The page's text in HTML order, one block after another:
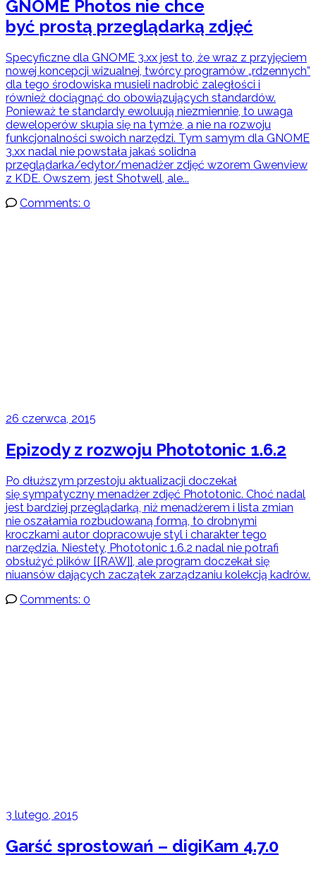
GNOME Photos nie chce
być prostą przeglądarką zdjęć
Specyficzne dla GNOME 3.xx jest to, że wraz z przyjęciem
nowej koncepcji wizualnej, twórcy programów „rdzennych”
dla tego środowiska musieli nadrobić zaległości i
również dociągnąć do obowiązujących standardów.
Ponieważ te standardy ewoluują niezmiennie, to uwaga
deweloperów skupia się na tymże, a nie na rozwoju
funkcjonalności swoich narzędzi. Tym samym dla GNOME
3.xx nadal nie powstała jakaś solidna
przeglądarka/edytor/menadżer zdjęć wzorem Gwenview
z KDE. Owszem, jest Shotwell, ale...
Comments: 0
26 czerwca, 2015
Epizody z rozwoju Phototonic 1.6.2
Po dłuższym przestoju aktualizacji doczekał
się sympatyczny menadżer zdjęć Phototonic. Choć nadal
jest bardziej przeglądarką, niż menadżerem i lista zmian
nie oszałamia rozbudowaną formą, to drobnymi
kroczkami autor dopracowuje styl i charakter tego
narzędzia. Niestety, Phototonic 1.6.2 nadal nie potrafi
obsłużyć plików [[RAW]], ale program doczekał się
niuansów dających zaczątek zarządzaniu kolekcją kadrów.
Comments: 0
3 lutego, 2015
Garść sprostowań – digiKam 4.7.0